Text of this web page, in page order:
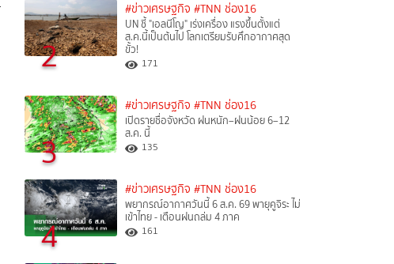
2
#ข่าวเศรษฐกิจ #TNN ช่อง16
UN ชี้ "เอลนีโญ" เร่งเครื่อง แรงขึ้นตั้งแต่
ส.ค.นี้เป็นต้นไป โลกเตรียมรับศึกอากาศสุด
ขั้ว!
171
3
#ข่าวเศรษฐกิจ #TNN ช่อง16
เปิดรายชื่อจังหวัด ฝนหนัก–ฝนน้อย 6–12
ส.ค. นี้
135
4
#ข่าวเศรษฐกิจ #TNN ช่อง16
พยากรณ์อากาศวันนี้ 6 ส.ค. 69 พายุคูจิระ ไม่
เข้าไทย - เตือนฝนถล่ม 4 ภาค
161